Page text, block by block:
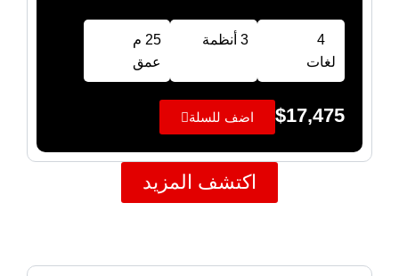
4
لغات
3 أنظمة
25 م
عمق
$17,475 اضف للسلة
اكتشف المزيد